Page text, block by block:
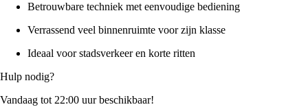
Betrouwbare techniek met eenvoudige bediening
Verrassend veel binnenruimte voor zijn klasse
Ideaal voor stadsverkeer en korte ritten
Hulp nodig?
Vandaag tot 22:00 uur beschikbaar!